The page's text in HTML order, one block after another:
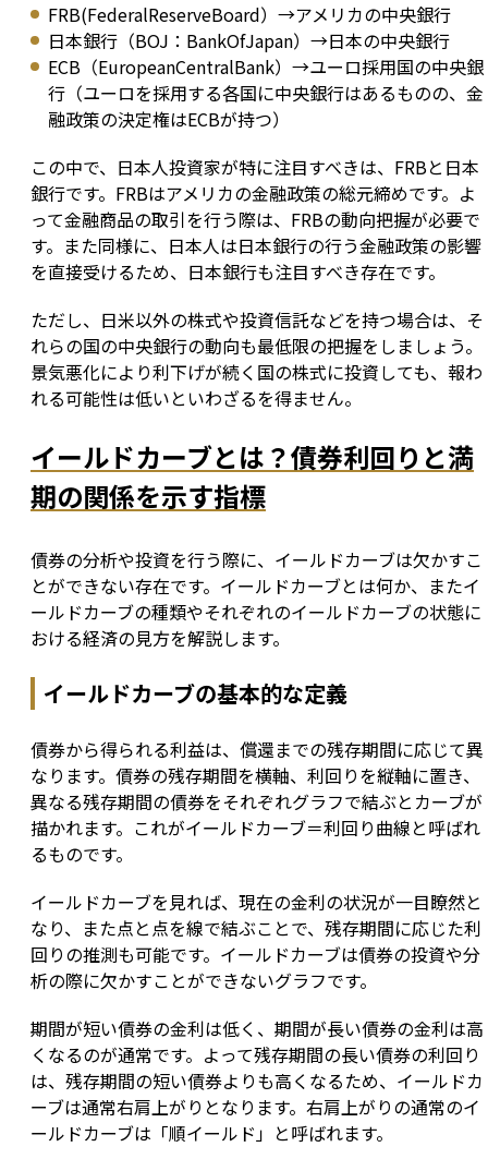
FRB(FederalReserveBoard）→アメリカの中央銀行
日本銀行（BOJ：BankOfJapan）→日本の中央銀行
ECB（EuropeanCentralBank）→ユーロ採用国の中央銀
行（ユーロを採用する各国に中央銀行はあるものの、金
融政策の決定権はECBが持つ）
この中で、日本人投資家が特に注目すべきは、FRBと日本
銀行です。FRBはアメリカの金融政策の総元締めです。よ
って金融商品の取引を行う際は、FRBの動向把握が必要で
す。また同様に、日本人は日本銀行の行う金融政策の影響
を直接受けるため、日本銀行も注目すべき存在です。
ただし、日米以外の株式や投資信託などを持つ場合は、そ
れらの国の中央銀行の動向も最低限の把握をしましょう。
景気悪化により利下げが続く国の株式に投資しても、報わ
れる可能性は低いといわざるを得ません。
イールドカーブとは？債券利回りと満
期の関係を示す指標
債券の分析や投資を行う際に、イールドカーブは欠かすこ
とができない存在です。イールドカーブとは何か、またイ
ールドカーブの種類やそれぞれのイールドカーブの状態に
おける経済の見方を解説します。
イールドカーブの基本的な定義
債券から得られる利益は、償還までの残存期間に応じて異
なります。債券の残存期間を横軸、利回りを縦軸に置き、
異なる残存期間の債券をそれぞれグラフで結ぶとカーブが
描かれます。これがイールドカーブ＝利回り曲線と呼ばれ
るものです。
イールドカーブを見れば、現在の金利の状況が一目瞭然と
なり、また点と点を線で結ぶことで、残存期間に応じた利
回りの推測も可能です。イールドカーブは債券の投資や分
析の際に欠かすことができないグラフです。
期間が短い債券の金利は低く、期間が長い債券の金利は高
くなるのが通常です。よって残存期間の長い債券の利回り
は、残存期間の短い債券よりも高くなるため、イールドカ
ーブは通常右肩上がりとなります。右肩上がりの通常のイ
ールドカーブは「順イールド」と呼ばれます。